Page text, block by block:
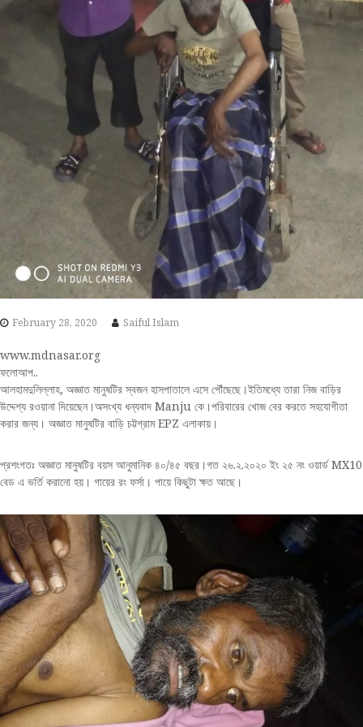
February 28, 2020 Saiful Islam
www.mdnasar.org
ফলোআপ..
আলহামদুলিল্লাহ, অজ্ঞাত মানুষটির স্বজন হাসপাতালে এসে পৌঁছেছে।ইতিমধ্যে তারা নিজ বাড়ির
উদ্দেশ্য রওয়ানা দিয়েছেন।অসংখ্য ধন্যবাদ Manju কে।পরিবারের খোজ বের করতে সহযোগীতা
করার জন্য। অজ্ঞাত মানুষটির বাড়ি চট্টগ্রাম EPZ এলাকায়।
প্রশংগতঃ অজ্ঞাত মানুষটির বয়স আনুমানিক ৪০/৪৫ বছর।গত ২৬.২.২০২০ ইং ২৫ নং ওয়ার্ড MX10
বেড এ ভর্তি করানো হয়। গায়ের রং ফর্সা। পায়ে কিছুটা ক্ষত আছে।